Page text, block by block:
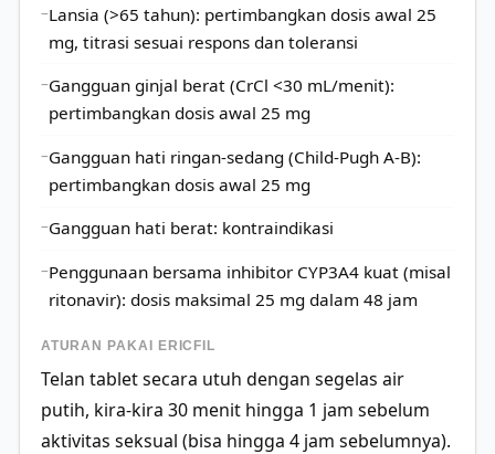
Lansia (>65 tahun): pertimbangkan dosis awal 25
mg, titrasi sesuai respons dan toleransi
Gangguan ginjal berat (CrCl <30 mL/menit):
pertimbangkan dosis awal 25 mg
Gangguan hati ringan-sedang (Child-Pugh A-B):
pertimbangkan dosis awal 25 mg
Gangguan hati berat: kontraindikasi
Penggunaan bersama inhibitor CYP3A4 kuat (misal
ritonavir): dosis maksimal 25 mg dalam 48 jam
ATURAN PAKAI ERICFIL
Telan tablet secara utuh dengan segelas air
putih, kira-kira 30 menit hingga 1 jam sebelum
aktivitas seksual (bisa hingga 4 jam sebelumnya).